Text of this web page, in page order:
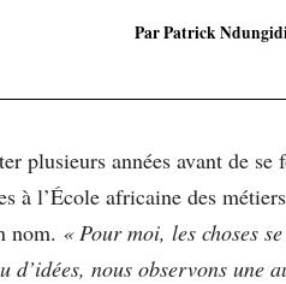
Par Patrick
plusieurs années avant de se
à l’École africaine des
nom. « Pour moi, les choses
d’idées, nous observons une